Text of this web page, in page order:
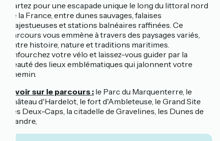
Partez pour une escapade unique le long du littoral nord
de la France, entre dunes sauvages, falaises
majestueuses et stations balnéaires raffinées. Ce
parcours vous emmène à travers des paysages variés,
entre histoire, nature et traditions maritimes.
Enfourchez votre vélo et laissez-vous guider par la
beauté des lieux emblématiques qui jalonnent votre
chemin.
À voir sur le parcours : le Parc du Marquenterre, le
château d'Hardelot, le fort d'Ambleteuse, le Grand Site
des Deux-Caps, la citadelle de Gravelines, les Dunes de
Flandre,